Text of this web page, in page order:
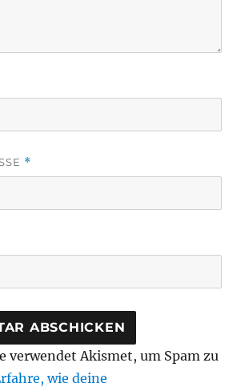
*
verwendet Akismet, um Spam zu
wie deine